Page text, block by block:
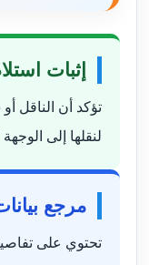
إثبات
تؤكد أن الناقل
لنقلها إلى
مرجع
تحتوي على